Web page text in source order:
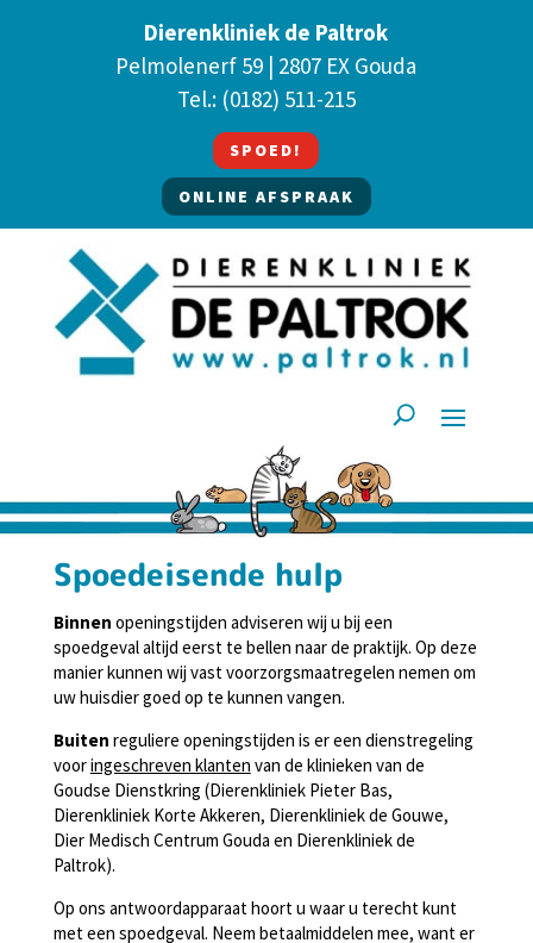
Dierenkliniek de Paltrok
Pelmolenerf 59 | 2807 EX Gouda
Tel.: (0182) 511-215
SPOED!
ONLINE AFSPRAAK
Spoedeisende hulp
Binnen openingstijden adviseren wij u bij een
spoedgeval altijd eerst te bellen naar de praktijk. Op deze
manier kunnen wij vast voorzorgsmaatregelen nemen om
uw huisdier goed op te kunnen vangen.
Buiten reguliere openingstijden is er een dienstregeling
vooringeschreven klanten van de klinieken van de
Goudse Dienstkring (Dierenkliniek Pieter Bas,
Dierenkliniek Korte Akkeren, Dierenkliniek de Gouwe,
Dier Medisch Centrum Gouda en Dierenkliniek de
Paltrok).
Op ons antwoordapparaat hoort u waar u terecht kunt
met een spoedgeval. Neem betaalmiddelen mee, want er